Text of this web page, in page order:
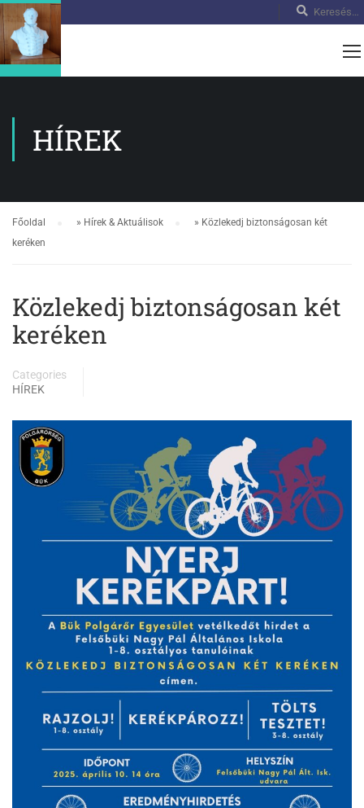
HÍREK
Főoldal » Hírek & Aktuálisok » Közlekedj biztonságosan két
keréken
Közlekedj biztonságosan két
keréken
Categories
HÍREK